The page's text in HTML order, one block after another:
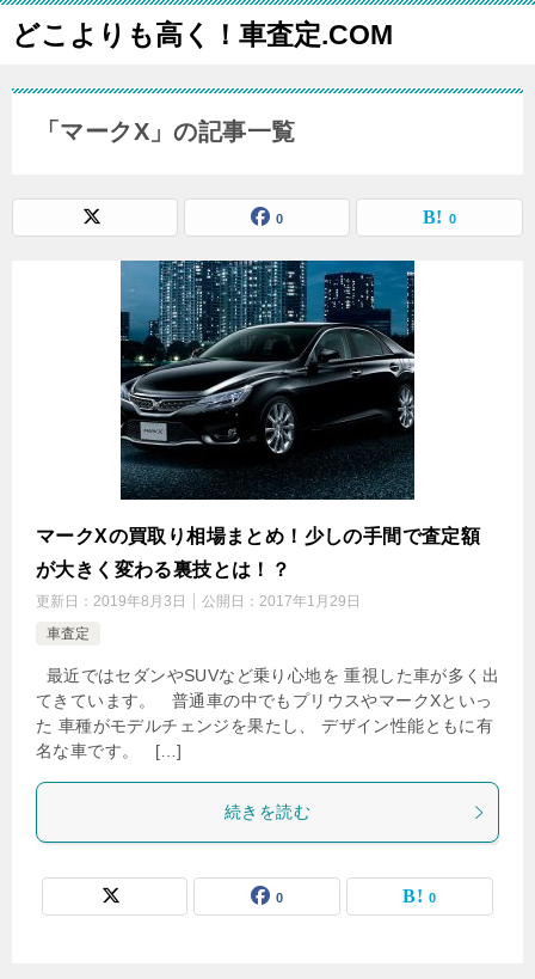
どこよりも高く！車査定.COM
「マークX」の記事一覧
0 0
マークXの買取り相場まとめ！少しの手間で査定額
が大きく変わる裏技とは！？
更新日： 2019年8月3日 公開日： 2017年1月29日
車査定
最近ではセダンやSUVなど乗り心地を 重視した車が多く出
てきています。 普通車の中でもプリウスやマークXといっ
た 車種がモデルチェンジを果たし、 デザイン性能ともに有
名な車です。 […]
続きを読む
0 0